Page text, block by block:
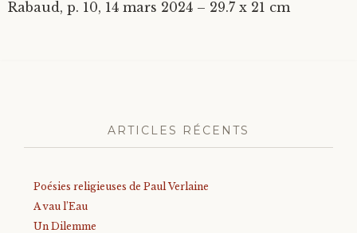
Rabaud, p. 10, 14 mars 2024 – 29.7 x 21 cm
ARTICLES RÉCENTS
Poésies religieuses de Paul Verlaine
A vau l’Eau
Un Dilemme